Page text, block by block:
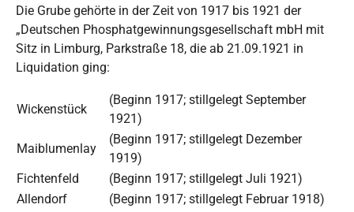
Die Grube gehörte in der Zeit von 1917 bis 1921 der
„Deutschen Phosphatgewinnungsgesellschaft mbH mit
Sitz in Limburg, Parkstraße 18, die ab 21.09.1921 in
Liquidation ging:
Wickenstück
(Beginn 1917; stillgelegt September
1921)
Maiblumenlay
(Beginn 1917; stillgelegt Dezember
1919)
Fichtenfeld
(Beginn 1917; stillgelegt Juli 1921)
Allendorf
(Beginn 1917; stillgelegt Februar 1918)